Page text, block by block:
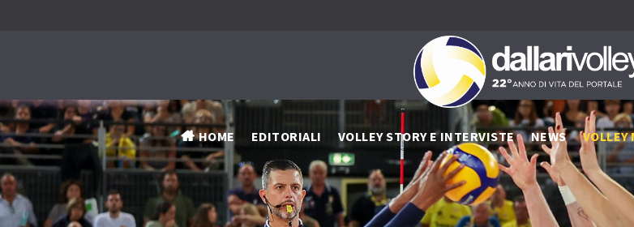
HOME EDITORIALI VOLLEY STORY E INTERVISTE NEWS VOLLEY